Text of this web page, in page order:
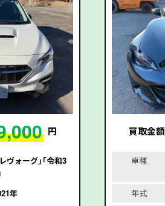
円
ヴォーグ｣｢令和3
年
買取金額
車種
年式